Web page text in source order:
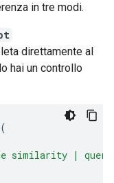
in tre modi.
direttamente al
hai un controllo
(
similarity |